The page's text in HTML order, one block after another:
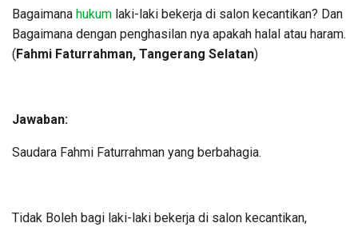
Bagaimana hukum laki-laki bekerja di salon kecantikan? Dan
Bagaimana dengan penghasilan nya apakah halal atau haram.
(Fahmi Faturrahman, Tangerang Selatan)
Jawaban:
Saudara Fahmi Faturrahman yang berbahagia.
Tidak Boleh bagi laki-laki bekerja di salon kecantikan,